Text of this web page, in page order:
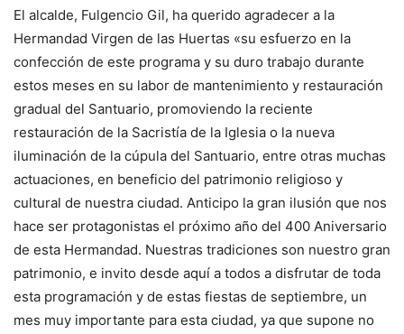
El alcalde, Fulgencio Gil, ha querido agradecer a la
Hermandad Virgen de las Huertas «su esfuerzo en la
confección de este programa y su duro trabajo durante
estos meses en su labor de mantenimiento y restauración
gradual del Santuario, promoviendo la reciente
restauración de la Sacristía de la Iglesia o la nueva
iluminación de la cúpula del Santuario, entre otras muchas
actuaciones, en beneficio del patrimonio religioso y
cultural de nuestra ciudad. Anticipo la gran ilusión que nos
hace ser protagonistas el próximo año del 400 Aniversario
de esta Hermandad. Nuestras tradiciones son nuestro gran
patrimonio, e invito desde aquí a todos a disfrutar de toda
esta programación y de estas fiestas de septiembre, un
mes muy importante para esta ciudad, ya que supone no